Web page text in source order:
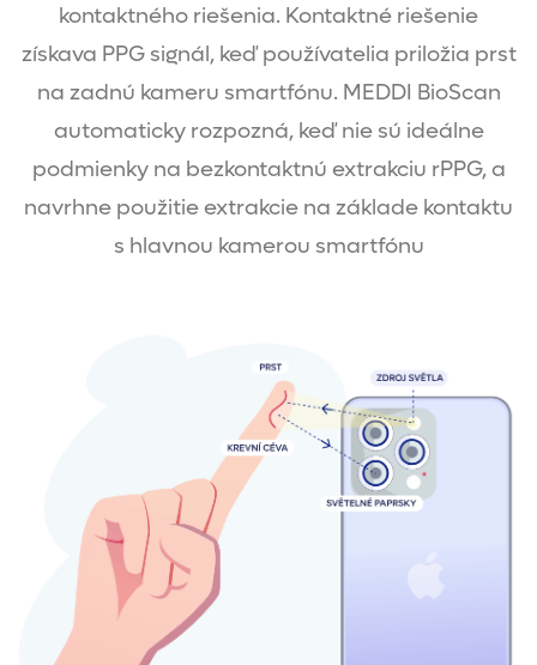
kontaktného riešenia. Kontaktné riešenie
získava PPG signál, keď používatelia priložia prst
na zadnú kameru smartfónu. MEDDI BioScan
automaticky rozpozná, keď nie sú ideálne
podmienky na bezkontaktnú extrakciu rPPG, a
navrhne použitie extrakcie na základe kontaktu
s hlavnou kamerou smartfónu